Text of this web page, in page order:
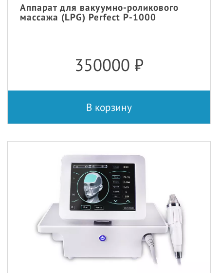
Аппарат для вакуумно-роликового
массажа (LPG) Perfect P-1000
350000 ₽
В корзину